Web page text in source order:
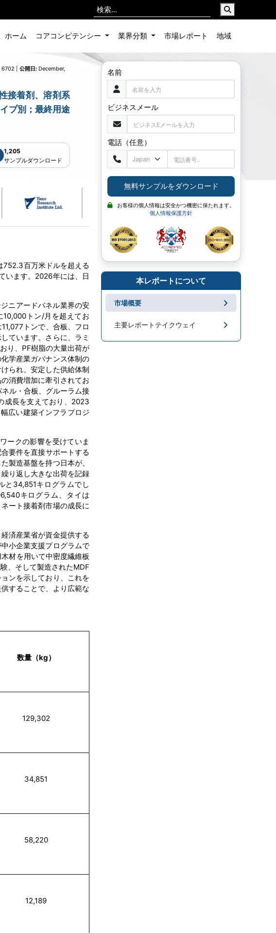
ホーム コアコンピテンシー 業界分類 市場レポート 地域
6702 | 公開日: December,
接着剤、溶剤系
プ別；最終用途
1,205
サンプルダウンロード
百万米ドルを超える
います。2026年には、日
ニアードパネル業界の安
トン/月を超えてお
トンで、合板、フロ
ています。さらに、ラミ
り、PF樹脂の大量出荷が
学産業ガバナンス体制の
られ、安定した供給体制
消費増加に牽引されてお
ル・合板、グルーラム接
成長を支えており、2023
広い建築インフラプロジ
ークの影響を受けていま
要件を直接サポートする
製造基盤を持つ日本が、
り返し大きな出荷を記録
と34,851キログラムでし
キログラム、タイは
ート接着剤市場の成長に
済産業省が資金提供する
小企業支援プログラムで
材を用いて中密度繊維板
、そして製造されたMDF
ンを示しており、これを
することで、より広範な
数量（kg）
129,302
34,851
58,220
12,189
名前
ビジネスメール
電話（任意）
無料サンプルをダウンロード
お客様の個人情報は安全かつ機密に保たれます。
個人情報保護方針
本レポートについて
市場概要
主要レポートテイクウェイ